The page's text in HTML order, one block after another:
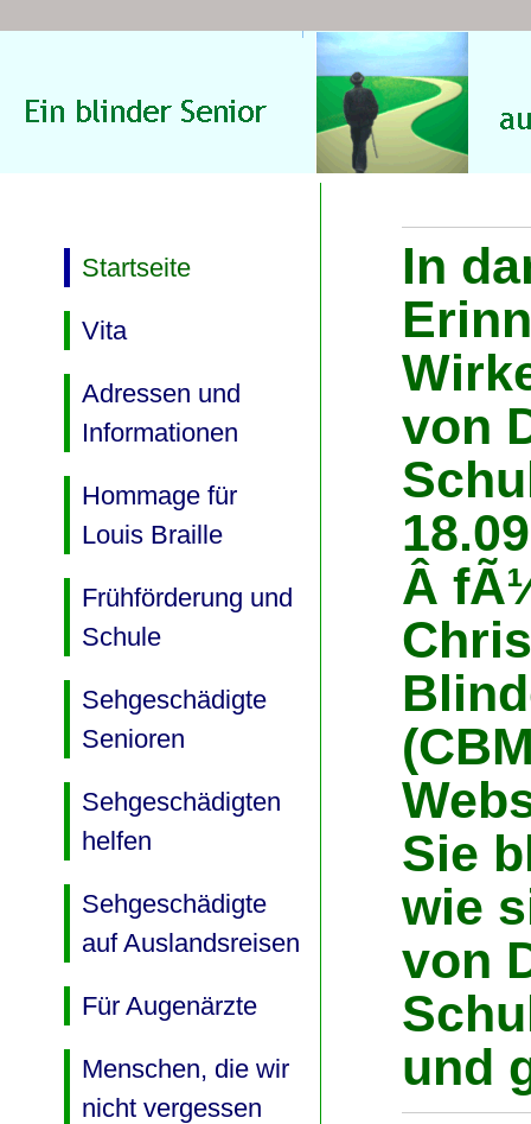
Startseite
Vita
Adressen und
Informationen
Hommage für
Louis Braille
Frühförderung und
Schule
Sehgeschädigte
Senioren
Sehgeschädigten
helfen
Sehgeschädigte
auf Auslandsreisen
Für Augenärzte
Menschen, die wir
nicht vergessen
In
von
Â
Sie
wie
von
und